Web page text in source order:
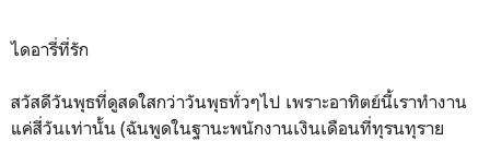
ไดอารี่ที่รัก
สวัสดีวันพุธที่ดูสดใสกว่าวันพุธทั่วๆไป เพราะอาทิตย์นี้เราทำงาน
แค่สี่วันเท่านั้น (ฉันพูดในฐานะพนักงานเงินเดือนที่ทุรนทุราย